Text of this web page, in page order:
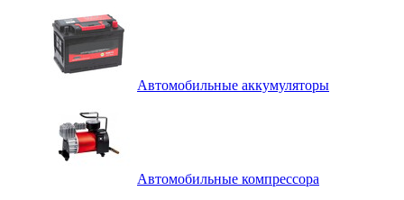
Автомобильные аккумуляторы
Автомобильные компрессора